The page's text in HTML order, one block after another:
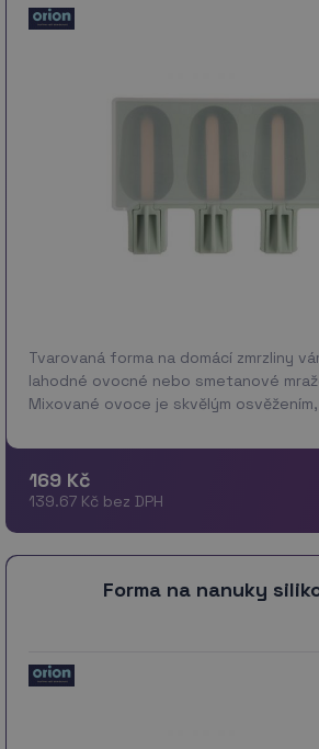
Tvarovaná forma na domácí zmrzliny
lahodné ovocné nebo smetanové
Mixované ovoce je skvělým
přid…více
169 Kč
139.67 Kč bez DPH
Forma na nanuky